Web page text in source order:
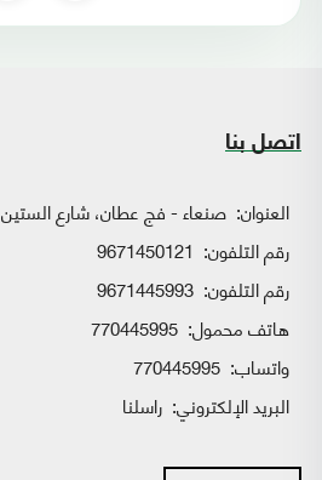
اتصل بنا
العنوان: صنعاء - فج عطان، شارع الستين
رقم التلفون: 9671450121
رقم التلفون: 9671445993
هاتف محمول: 770445995
واتساب:
البريد الإلكتروني: راسلنا